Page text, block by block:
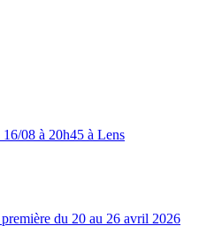
08 à 20h45 à Lens
du 20 au 26 avril 2026